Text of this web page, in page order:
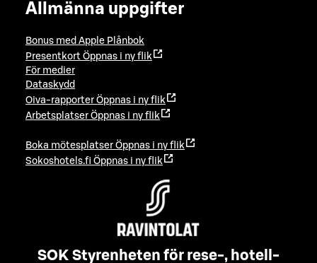
Allmänna uppgifter
Bonus med Apple Plånbok
Presentkort Öppnas i ny flik
För medier
Dataskydd
Oiva-rapporter Öppnas i ny flik
Arbetsplatser Öppnas i ny flik
Boka mötesplatser Öppnas i ny flik
Sokoshotels.fi Öppnas i ny flik
SOK Styrenheten för rese-, hotell-